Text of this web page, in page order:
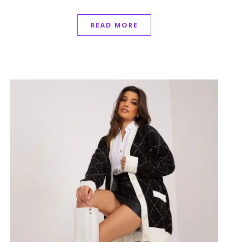
READ MORE